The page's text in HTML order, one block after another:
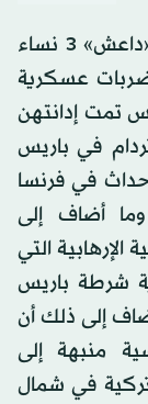
ما بين المعلومات التي تفيد باستعادة «داعش» 3 نساء
عسكرية
نساء في باريس تمت إدانتهن
في باريس
الأحداث في فرنسا
أضاف إلى
الإرهابية التي
شرطة باريس
يضاف إلى ذلك أن
منبهة إلى
في شمال